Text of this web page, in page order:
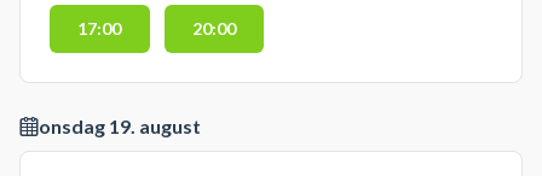
17:00 20:00
onsdag 19. august